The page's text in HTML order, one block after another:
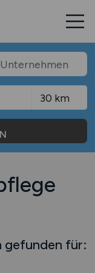
gefunden für: